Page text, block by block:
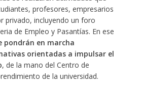
profesores, empresarios
privado, incluyendo un foro
de Empleo y Pasantías. En ese
pondrán en marcha
orientadas a impulsar el
, de la mano del Centro de
de la universidad.